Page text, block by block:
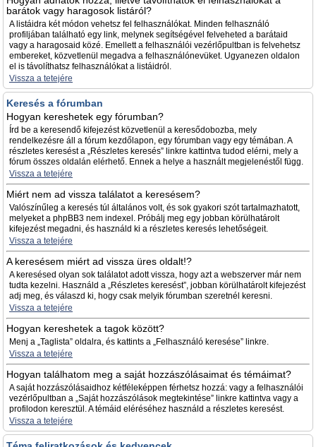
barátok vagy haragosok listáról?
A listáidra két módon vehetsz fel felhasználókat. Minden felhasználó
profiljában található egy link, melynek segítségével felveheted a barátaid
vagy a haragosaid közé. Emellett a felhasználói vezérlőpultban is felvehetsz
embereket, közvetlenül megadva a felhasználónevüket. Ugyanezen oldalon
el is távolíthatsz felhasználókat a listáidról.
Vissza a tetejére
Keresés a fórumban
Hogyan kereshetek egy fórumban?
Írd be a keresendő kifejezést közvetlenül a keresődobozba, mely
rendelkezésre áll a fórum kezdőlapon, egy fórumban vagy egy témában. A
részletes keresést a „Részletes keresés” linkre kattintva tudod elérni, mely a
fórum összes oldalán elérhető. Ennek a helye a használt megjelenéstől függ.
Vissza a tetejére
Miért nem ad vissza találatot a keresésem?
Valószínűleg a keresés túl általános volt, és sok gyakori szót tartalmazhatott,
melyeket a phpBB3 nem indexel. Próbálj meg egy jobban körülhatárolt
kifejezést megadni, és használd ki a részletes keresés lehetőségeit.
Vissza a tetejére
A keresésem miért ad vissza üres oldalt!?
A keresésed olyan sok találatot adott vissza, hogy azt a webszerver már nem
tudta kezelni. Használd a „Részletes keresést”, jobban körülhatárolt kifejezést
adj meg, és válaszd ki, hogy csak melyik fórumban szeretnél keresni.
Vissza a tetejére
Hogyan kereshetek a tagok között?
Menj a „Taglista” oldalra, és kattints a „Felhasználó keresése” linkre.
Vissza a tetejére
Hogyan találhatom meg a saját hozzászólásaimat és témáimat?
A saját hozzászólásaidhoz kétféleképpen férhetsz hozzá: vagy a felhasználói
vezérlőpultban a „Saját hozzászólások megtekintése” linkre kattintva vagy a
profilodon keresztül. A témáid eléréséhez használd a részletes keresést.
Vissza a tetejére